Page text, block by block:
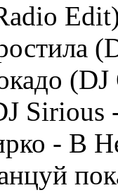
- В